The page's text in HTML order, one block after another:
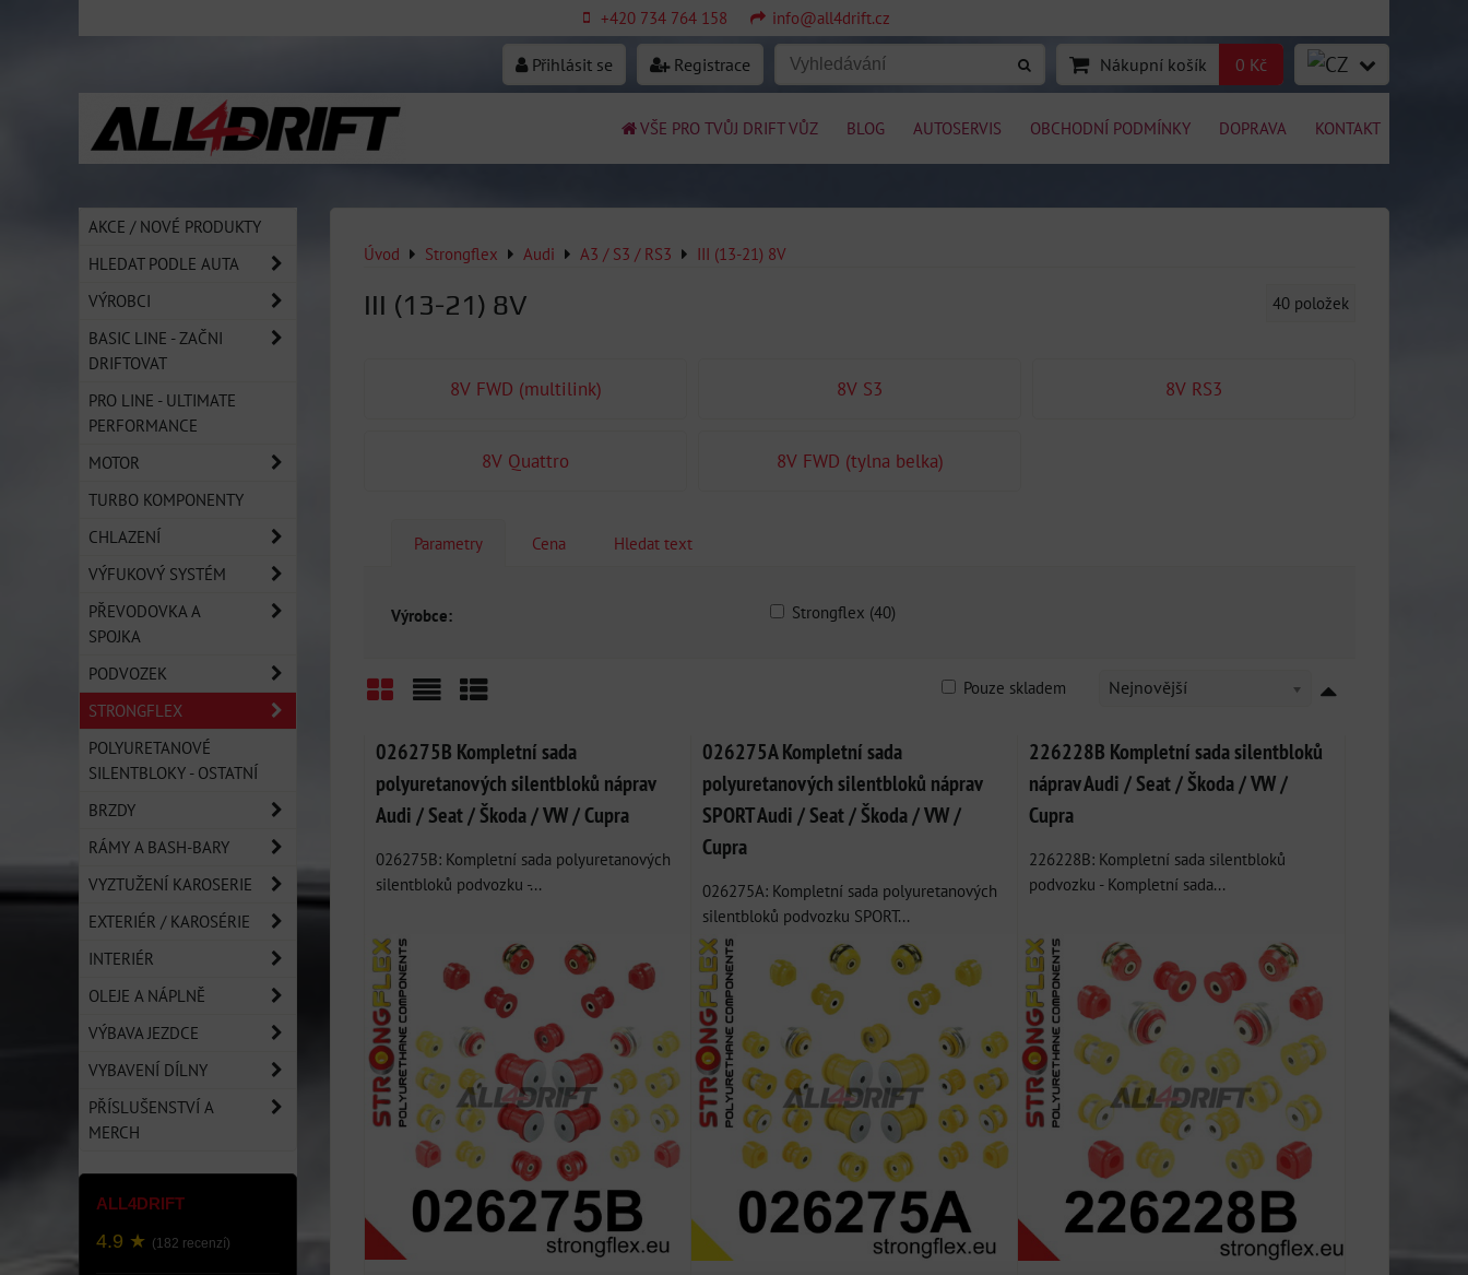
+420 734 764 158 info@all4drift.cz
Přihlásit se Registrace Nákupní košík 0 Kč
VŠE PRO TVŮJ DRIFT VŮZ BLOG AUTOSERVIS OBCHODNÍ PODMÍNKY DOPRAVA KONTAKT
Úvod Strongflex Audi A3 / S3 / RS3 III (13-21) 8V
III (13-21) 8V 40 položek
8V FWD (multilink) 8V S3 8V RS3
8V Quattro 8V FWD (tylna belka)
Parametry Cena Hledat text
Výrobce: Strongflex (40)
Nejnovější
Pouze skladem
026275B Kompletní sada
polyuretanových silentbloků náprav
Audi / Seat / Škoda / VW / Cupra
026275B: Kompletní sada polyuretanových
silentbloků podvozku -...
026275A Kompletní sada
polyuretanových silentbloků náprav
SPORT Audi / Seat / Škoda / VW /
Cupra
026275A: Kompletní sada polyuretanových
silentbloků podvozku SPORT...
226228B Kompletní sada silentbloků
náprav Audi / Seat / Škoda / VW /
Cupra
226228B: Kompletní sada silentbloků
podvozku - Kompletní sada...
AKCE / NOVÉ PRODUKTY
HLEDAT PODLE AUTA
VÝROBCI
BASIC LINE - ZAČNI
DRIFTOVAT
PRO LINE - ULTIMATE
PERFORMANCE
MOTOR
TURBO KOMPONENTY
CHLAZENÍ
VÝFUKOVÝ SYSTÉM
PŘEVODOVKA A
SPOJKA
PODVOZEK
STRONGFLEX
POLYURETANOVÉ
SILENTBLOKY - OSTATNÍ
BRZDY
RÁMY A BASH-BARY
VYZTUŽENÍ KAROSERIE
EXTERIÉR / KAROSÉRIE
INTERIÉR
OLEJE A NÁPLNĚ
VÝBAVA JEZDCE
VYBAVENÍ DÍLNY
PŘÍSLUŠENSTVÍ A
MERCH
ALL4DRIFT
4.9 ★ (182 recenzí)